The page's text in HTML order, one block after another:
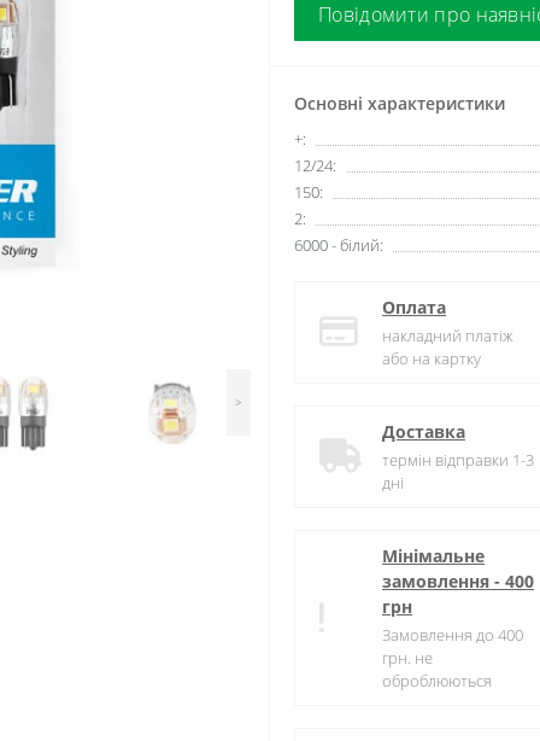
>
Повідомити про
Основні характеристики
+:
12/24:
150:
2:
6000 - білий:
Оплата
накладний платіж
або на картку
Доставка
термін відправки 1-3
дні
Мінімальне
замовлення - 400
грн
Замовлення до 400
грн. не
оброблюються